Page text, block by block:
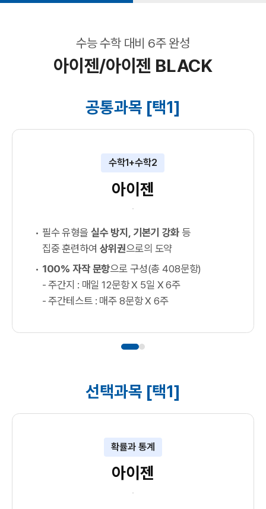
수능 수학 대비 6주 완성
아이젠/아이젠 BLACK
공통과목 [택1]
수학1+수학2
아이젠
필수 유형을 실수 방지, 기본기 강화등
집중 훈련하여 상위권으로의 도약
100% 자작 문항으로 구성(총 408문항)
- 주간지 : 매일 12문항 X 5일 X 6주
- 주간테스트 : 매주 8문항 X 6주
선택과목 [택1]
확률과 통계
아이젠